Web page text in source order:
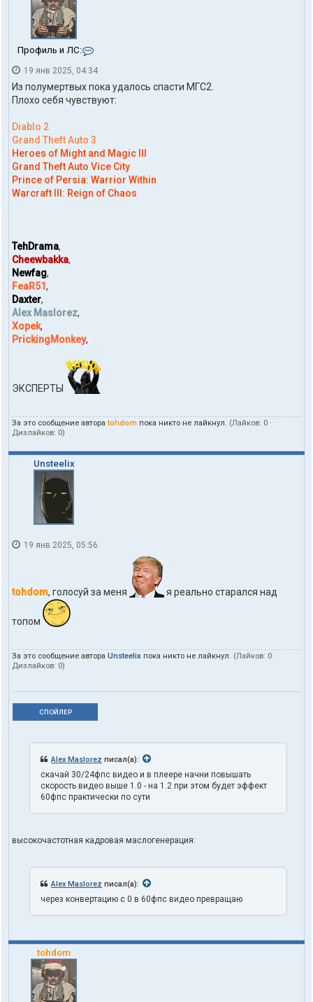
h
d
m
Профиль и ЛС:
н
т
к
п
о
л
ь
з
о
19 янв 2025, 04:34
Из полумертвых пока удалось спасти МГС2.
Плохо себя чувствуют:
Diablo 2
Grand Theft Auto 3
Heroes of Might and Magic III
Grand Theft Auto Vice City
Prince of Persia: Warrior Within
Warcraft III: Reign of Chaos
TehDrama,
Cheewbakka,
Newfag,
FeaR51 ,
Daxter,
Alex Maslorez,
Xopek,
PrickingMonkey,
ЭКСПЕРТЫ
За это сообщение автораtohdom пока никто не лайкнул. (Лайков: 0 ·
Дизлайков: 0)
Unsteelix
19 янв 2025, 05:56
tohdom, голосуй за меня я реально старался над
топом
За это сообщение автора Unsteelix пока никто не лайкнул. (Лайков: 0 ·
Дизлайков: 0)
СПОЙЛЕР
Alex Maslorez писал(а):
скачай 30/24фпс видео и в плеере начни повышать
скорость видео выше 1.0 - на 1.2 при этом будет эффект
60фпс практически по сути
высокочастотная кадровая маслогенерация:
Alex Maslorez писал(а):
через конвертацию с 0 в 60фпс видео превращаю
tohdom